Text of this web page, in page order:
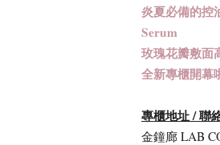
炎夏必備的
Serum
玫瑰花瓣敷面
全新專櫃開幕
專櫃地址 / 聯
金鐘廊 LAB